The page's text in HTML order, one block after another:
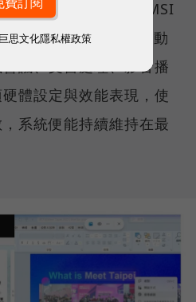
更導入獨家研發的 MSI
「AI 智慧引擎」能自動
議、文書處理、影音播
體設定與效能表現，使
系統便能持續維持在最
巨思文化隱私權政策